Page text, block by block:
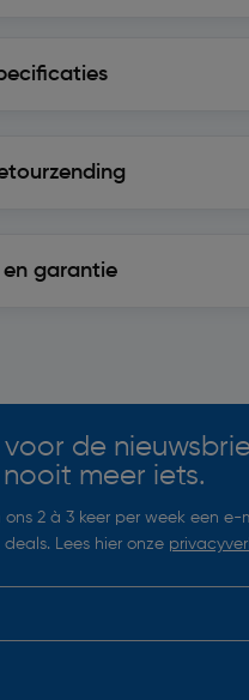
en garantie
de
nooit meer iets.
2 à 3 keer per week een e-
Lees hier onze